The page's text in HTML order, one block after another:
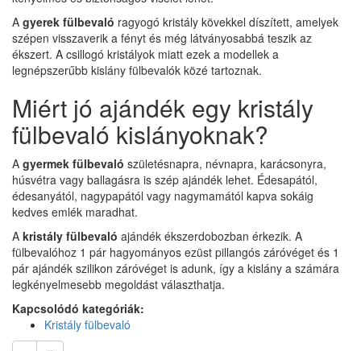
A gyerek fülbevaló ragyogó kristály kövekkel díszített, amelyek
szépen visszaverik a fényt és még látványosabbá teszik az
ékszert. A csillogó kristályok miatt ezek a modellek a
legnépszerűbb kislány fülbevalók közé tartoznak.
Miért jó ajándék egy kristály
fülbevaló kislányoknak?
A gyermek fülbevaló születésnapra, névnapra, karácsonyra,
húsvétra vagy ballagásra is szép ajándék lehet. Édesapától,
édesanyától, nagypapától vagy nagymamától kapva sokáig
kedves emlék maradhat.
A kristály fülbevaló ajándék ékszerdobozban érkezik. A
fülbevalóhoz 1 pár hagyományos ezüst pillangós záróvéget és 1
pár ajándék szilikon záróvéget is adunk, így a kislány a számára
legkényelmesebb megoldást választhatja.
Kapcsolódó kategóriák:
Kristály fülbevaló